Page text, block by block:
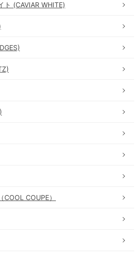
ト (CAVIAR WHITE)
COOL COUPE）